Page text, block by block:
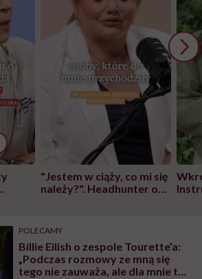
"Jestem w ciąży, co mi się
należy?". Headhunter o
pracy
POLECAMY
Billie Eilish o zespole Tourette’a:
„Podczas rozmowy ze mną się
tego nie zauważa, ale dla mnie to